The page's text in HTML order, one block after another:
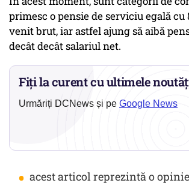
primesc o pensie de serviciu egală
venit brut, iar astfel ajung să aibă
decât decât salariul net.
Fiți la curent cu ultimele
Urmăriți DCNews și pe Google News
• acest articol reprezintă o opinie